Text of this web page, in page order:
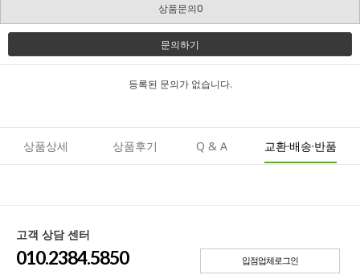
상품문의0
문의하기
등록된 문의가 없습니다.
상품상세 상품후기 Q & A 교환·배송·반품
고객 상담 센터
010.2384.5850 입점업체로그인